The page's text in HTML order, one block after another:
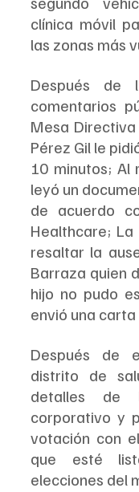
clínica móvil
las zonas más
Después de
comentarios
Mesa
Pérez Gil le
10 minutos; Al
leyó un
de acuerdo
Healthcare;
resaltar la
Barraza quien
hijo no pudo
envió una
Después de
distrito de
detalles de
corporativo y
votación con
que esté
elecciones del